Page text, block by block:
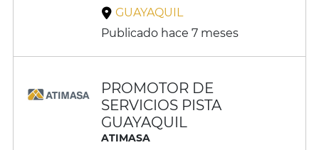
GUAYAQUIL
Publicado hace 7 meses
PROMOTOR DE
SERVICIOS PISTA
GUAYAQUIL
ATIMASA